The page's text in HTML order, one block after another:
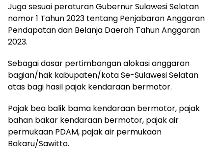
Juga sesuai peraturan Gubernur Sulawesi Selatan
nomor 1 Tahun 2023 tentang Penjabaran Anggaran
Pendapatan dan Belanja Daerah Tahun Anggaran
2023.
Sebagai dasar pertimbangan alokasi anggaran
bagian/hak kabupaten/kota Se-Sulawesi Selatan
atas bagi hasil pajak kendaraan bermotor.
Pajak bea balik bama kendaraan bermotor, pajak
bahan bakar kendaraan bermotor, pajak air
permukaan PDAM, pajak air permukaan
Bakaru/Sawitto.